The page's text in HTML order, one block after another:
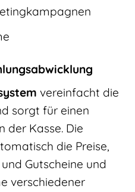
vereinfacht die
sorgt für einen
der Kasse. Die
die Preise,
Gutscheine und
verschiedener